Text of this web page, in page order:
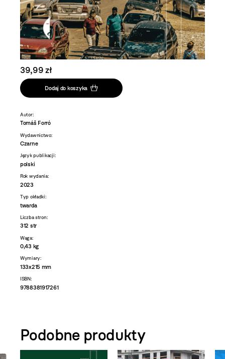
39,99 zł
Dodaj do koszyka
Autor:
Tomáš Forró
Wydawnictwo:
Czarne
Język publikacji:
polski
Rok wydania:
2023
Typ okładki:
twarda
Liczba stron:
312 str
Waga:
0,43 kg
Wymiary:
133x215 mm
ISBN:
9788381917261
Podobne produkty